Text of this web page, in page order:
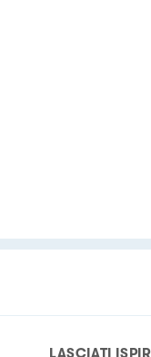
LASCIATI